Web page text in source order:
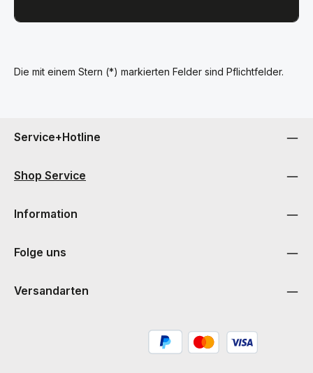
Die mit einem Stern (*) markierten Felder sind Pflichtfelder.
Service+Hotline
Shop Service
Information
Folge uns
Versandarten